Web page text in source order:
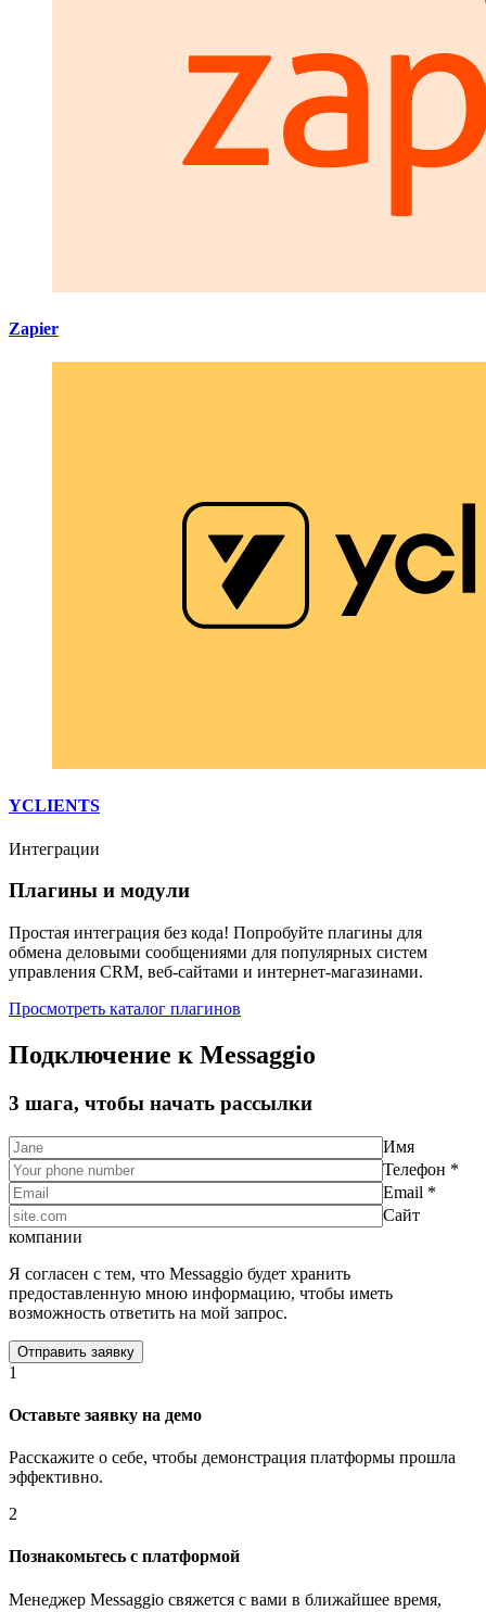
Zapier
YCLIENTS
Интеграции
Плагины и модули
Простая интеграция без кода! Попробуйте плагины для
обмена деловыми сообщениями для популярных систем
управления CRM, веб-сайтами и интернет-магазинами.
Просмотреть каталог плагинов
Подключение к Messaggio
3 шага, чтобы начать рассылки
Имя
Телефон *
Email *
Сайт
компании
Я согласен с тем, что Messaggio будет хранить
предоставленную мною информацию, чтобы иметь
возможность ответить на мой запрос.
1
Оставьте заявку на демо
Расскажите о себе, чтобы демонстрация платформы прошла
эффективно.
2
Познакомьтесь с платформой
Менеджер Messaggio свяжется с вами в ближайшее время,